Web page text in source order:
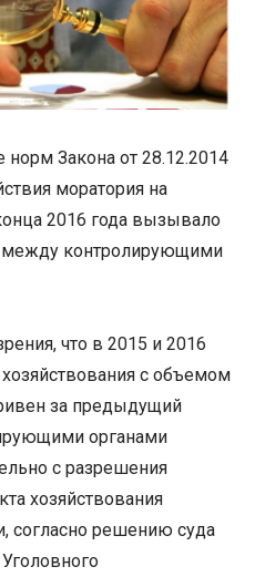
норм Закона от 28.12.2014
моратория на
2016 года вызывало
контролирующими
что в 2015 и 2016
с объемом
за предыдущий
органами
с разрешения
хозяйствования
согласно решению суда